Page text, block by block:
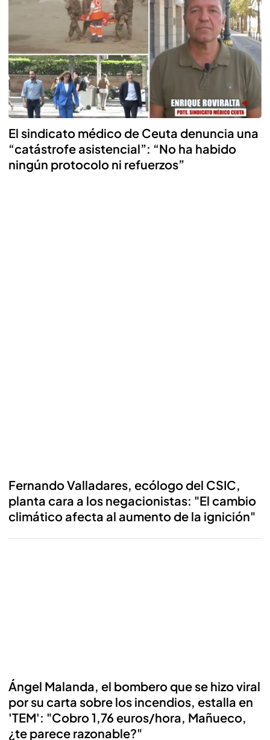
El sindicato médico de Ceuta denuncia una
“catástrofe asistencial”: “No ha habido
ningún protocolo ni refuerzos”
Reproducir
Fernando Valladares, ecólogo del CSIC,
planta cara a los negacionistas: "El cambio
climático afecta al aumento de la ignición"
Ángel Malanda, el bombero que se hizo viral
por su carta sobre los incendios, estalla en
'TEM': "Cobro 1,76 euros/hora, Mañueco,
¿te parece razonable?"